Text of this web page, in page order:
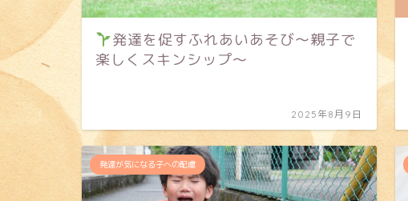
発達を促すふれあいあそび〜親子で
楽しくスキンシップ〜
2025年8月9日
発達が気になる子への配慮